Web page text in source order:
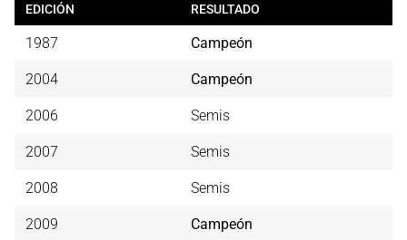
EDICIÓN RESULTADO
1987 Campeón
2004 Campeón
2006 Semis
2007 Semis
2008 Semis
2009 Campeón